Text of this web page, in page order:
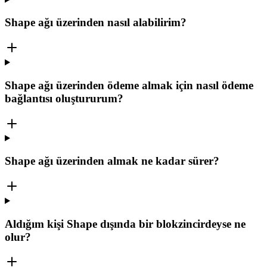
Shape ağı üzerinden nasıl alabilirim?
Shape ağı üzerinden ödeme almak için nasıl ödeme
bağlantısı oluştururum?
Shape ağı üzerinden almak ne kadar sürer?
Aldığım kişi Shape dışında bir blokzincirdeyse ne
olur?